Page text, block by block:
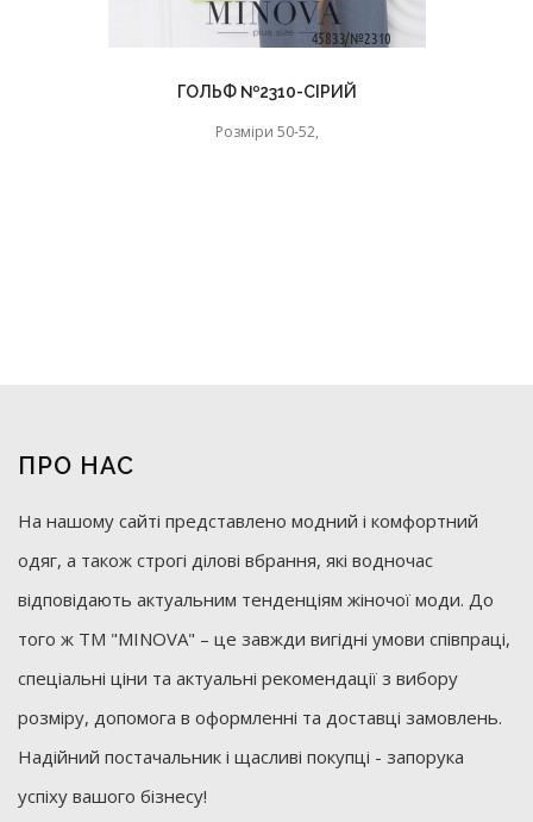
ГОЛЬФ №2310-СІРИЙ
Розміри 50-52,
ПРО НАС
На нашому сайті представлено модний і комфортний
одяг, а також строгі ділові вбрання, які водночас
відповідають актуальним тенденціям жіночої моди. До
того ж ТМ "MINOVA" – це завжди вигідні умови співпраці,
спеціальні ціни та актуальні рекомендації з вибору
розміру, допомога в оформленні та доставці замовлень.
Надійний постачальник і щасливі покупці - запорука
успіху вашого бізнесу!